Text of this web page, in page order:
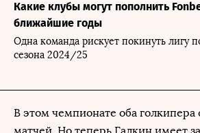
Какие клубы могут пополнить
ближайшие годы
Одна команда рискует покинуть лигу
сезона 2024/25
В этом чемпионате оба голкипера